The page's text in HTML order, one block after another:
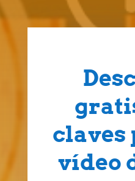
claves
vídeo